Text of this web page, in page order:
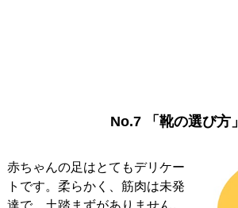
No.7 「靴の選び方」
赤ちゃんの足はとてもデリケー
トです。柔らかく、筋肉は未発
達で、土踏まずがありません。